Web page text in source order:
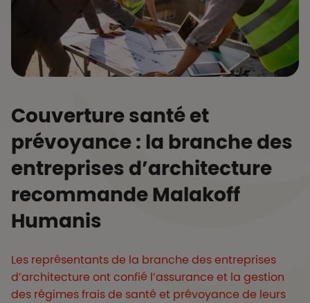
Couverture santé et
prévoyance : la branche des
entreprises d’architecture
recommande Malakoff
Humanis
Les représentants de la branche des entreprises
d’architecture ont confié l’assurance et la gestion
des régimes frais de santé et prévoyance de leurs